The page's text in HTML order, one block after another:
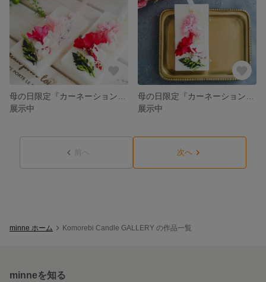
展示中
展示中
前へ 次へ
minne ホーム Komorebi Candle GALLERY の作品一覧
minneを知る